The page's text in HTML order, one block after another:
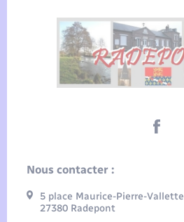
Nous contacter :
5 place Maurice-Pierre-Vallette
27380 Radepont